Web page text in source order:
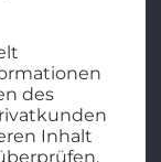
des
Inhalt